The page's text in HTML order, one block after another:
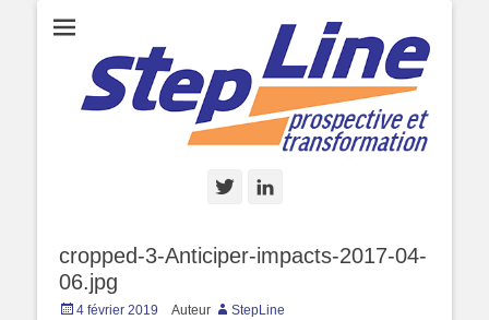
StepLine, prospective et transformation, par Marc de Basquiat
Twitter
cropped-3-Anticiper-impacts-2017-04-
06.jpg
Posted
4 février 2019 Auteur StepLine